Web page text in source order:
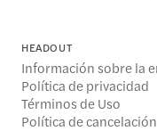
HEADOUT
Información sobre la
Política de privacidad
Términos de Uso
Política de cancelación